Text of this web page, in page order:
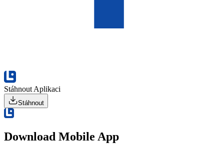
Stáhnout Aplikaci
Stáhnout
Download Mobile App